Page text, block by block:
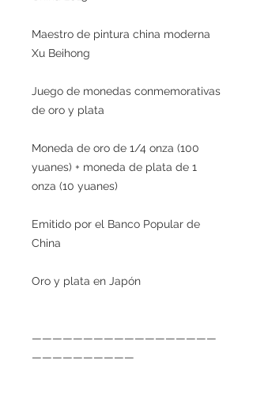
Maestro de pintura china moderna
Xu Beihong
Juego de monedas conmemorativas
de oro y plata
Moneda de oro de 1/4 onza (100
yuanes) + moneda de plata de 1
onza (10 yuanes)
Emitido por el Banco Popular de
China
Oro y plata en Japón
——————————————————
——————————